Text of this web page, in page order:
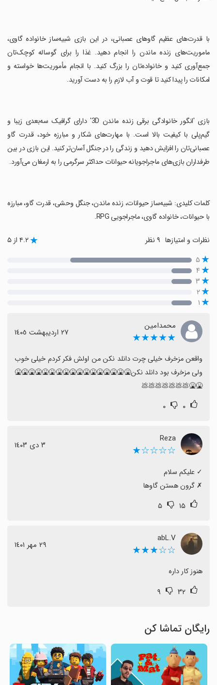
‏با قدرت‌های عظیم گاوهای عصبانی، در این بازی شبیه‌ساز خانواده گاوی،
ماموریت‌های زنده ماندن را انجام دهید. غذا را برای گوساله کوچک‌تان
جمع‌آوری کنید و خانواده‌تان را بزرگ کنید. با انجام مأموریت‌ها خواسته و
امکانات را پیدا کنید تا قوت و آب لازم را به دست آورید.
‏بازی 'انگور خانوادگی برقی زنده ماندن 3D' دارای گرافیک سه‌بعدی زیبا و
گیم‌پلی با کیفیت بالا است. با مهارت‌های شکار و مبارزه خود، قدرت گاو
عصبانی‌تان را افزایش دهید و زندگی را در جنگل آسان‌تر کنید. این بازی در بین
طرفداران بازی‌های ماجراجویانه حیوانات حداکثر سرگرمی را به ارمغان می‌آورد.
‏کلمات کلیدی: شبیه‌ساز حیوانات، زنده ماندن، جنگل وحشی، قدرت گاو، مبارزه
با حیوانات، خانواده گاوی، ماجراجویی RPG.
نظرات و امتیازها ۴.۲ از ۵
۵
۴
۳
۲
۱
محمدامین
★★★★★ ٢٧ اردیبهشت ١٤٠٥
ولی مزخرف بود دانلد نکن🤮🤮🤮🤮🤮🤮🤮🤮🤮🤮🤮🤮🤮🤮🤮🤮🤮
🤮🤮💩💩💩💩💩💩💩
۰ ۰
Reza
☆☆☆☆★ ٣ دی ١٤٠٣
‏✗ گرون هستن گاوها
۱۵ ۵
abL.V
☆☆★★★ ٢٩ مهر ١٤٠١
هنوز کار داره
۳۲ ۹
رایگان تماشا کن